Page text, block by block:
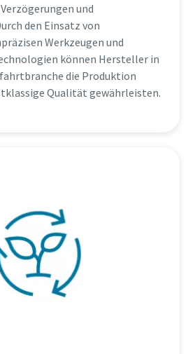
und
den Einsatz von
Werkzeugen und
können Hersteller in
die Produktion
Qualität gewährleisten.